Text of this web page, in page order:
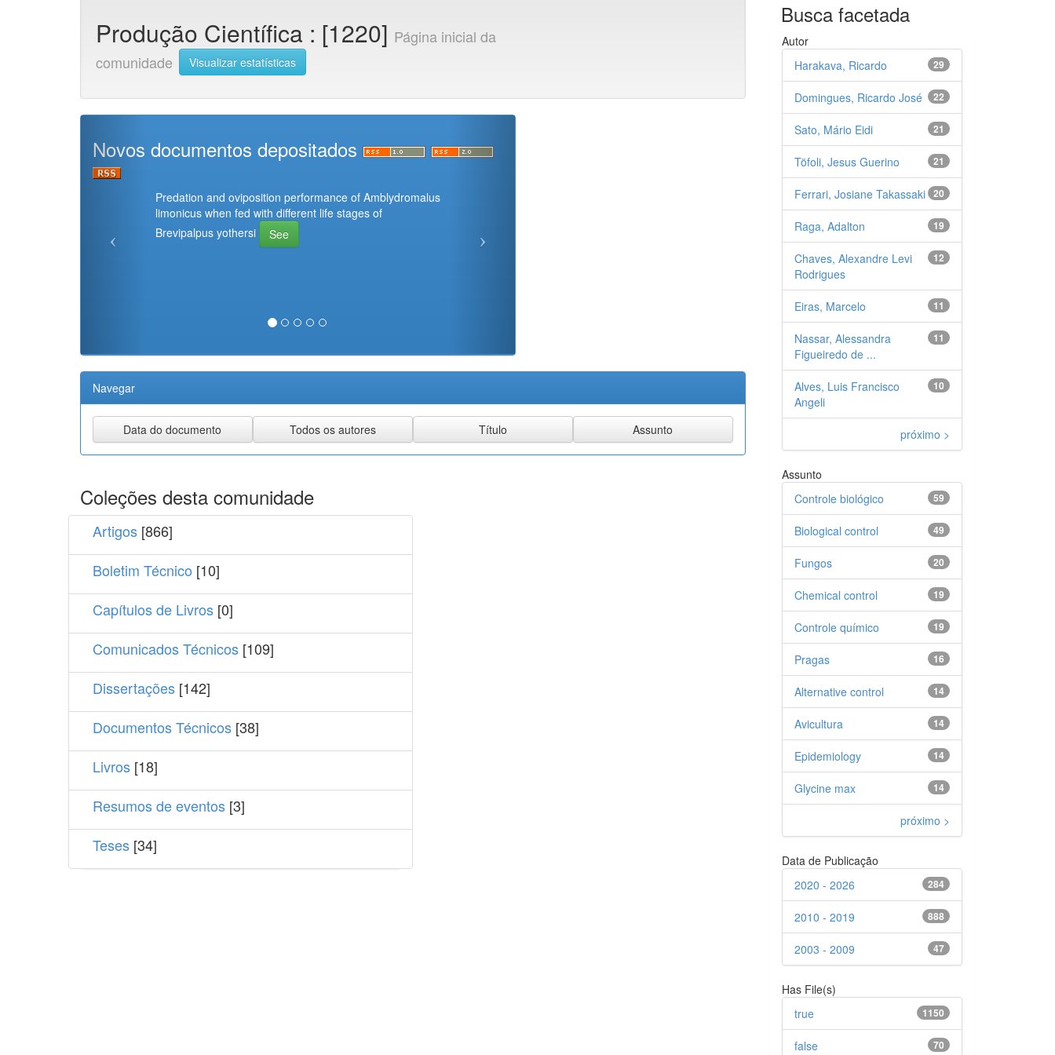
Produção Científica : [1220] Página inicial da
comunidade
Visualizar estatísticas
Novos documentos depositados
Predation and oviposition performance of Amblydromalus
limonicus when fed with different life stages of
Brevipalpus yothersi
See
Navegar
Coleções desta comunidade
Artigos [866]
Boletim Técnico [10]
Capítulos de Livros [0]
Comunicados Técnicos [109]
Dissertações [142]
Documentos Técnicos [38]
Livros [18]
Resumos de eventos [3]
Teses [34]
Busca facetada
Autor
29
Harakava, Ricardo
22
Domingues, Ricardo José
21
Sato, Mário Eidi
21
Töfoli, Jesus Guerino
20
Ferrari, Josiane Takassaki
19
Raga, Adalton
12
Chaves, Alexandre Levi
Rodrigues
11
Eiras, Marcelo
11
Nassar, Alessandra
Figueiredo de ...
10
Alves, Luis Francisco
Angeli
próximo >
Assunto
59
Controle biológico
49
Biological control
20
Fungos
19
Chemical control
19
Controle químico
16
Pragas
14
Alternative control
14
Avicultura
14
Epidemiology
14
Glycine max
próximo >
Data de Publicação
284
2020 - 2026
888
2010 - 2019
47
2003 - 2009
Has File(s)
1150
true
70
false